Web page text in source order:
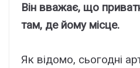
Він вважає, що
там, де йому місце.
Як відомо, сьогодні